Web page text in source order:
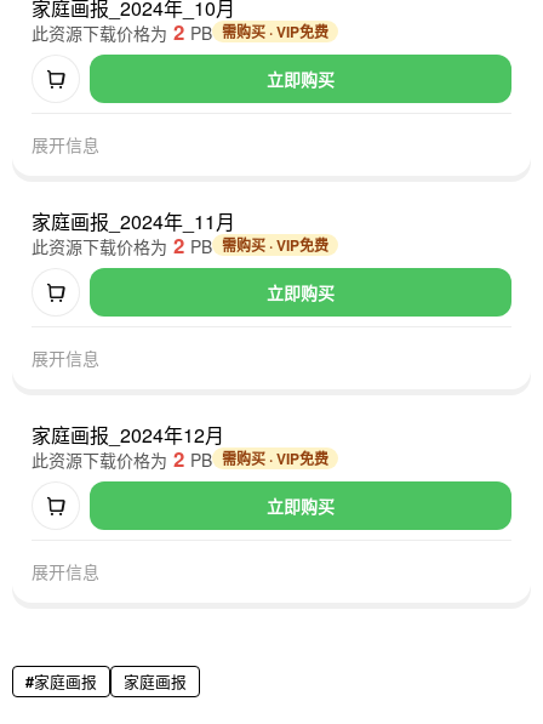
家庭画报_2024年_10月
立即购买
此资源下载价格为 2 PB 需购买 · VIP免费
展开信息
家庭画报_2024年_11月
立即购买
此资源下载价格为 2 PB 需购买 · VIP免费
展开信息
家庭画报_2024年12月
立即购买
此资源下载价格为 2 PB 需购买 · VIP免费
展开信息
家庭画报 家庭画报